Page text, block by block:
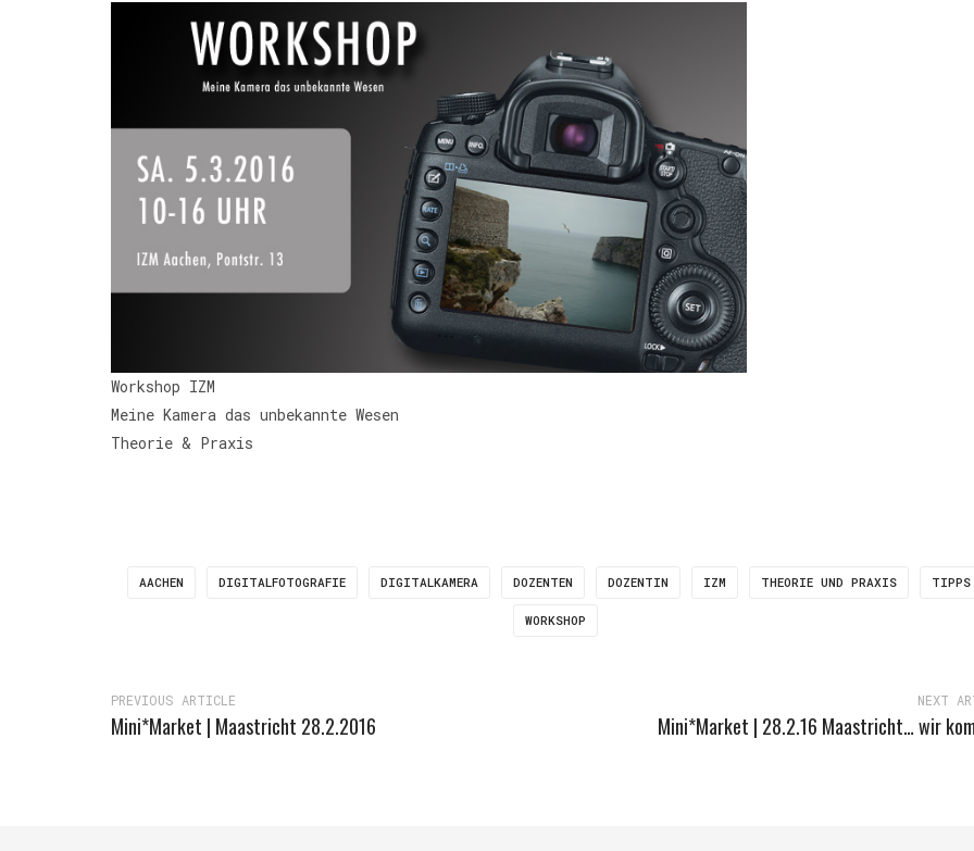
Workshop IZM
Meine Kamera das unbekannte Wesen
Theorie & Praxis
AACHEN DIGITALFOTOGRAFIE DIGITALKAMERA DOZENTEN DOZENTIN IZM THEORIE UND PRAXIS TIPPS
WORKSHOP
PREVIOUS ARTICLE
Mini*Market | Maastricht 28.2.2016
NEXT
Mini*Market | 28.2.16 Maastricht… wir